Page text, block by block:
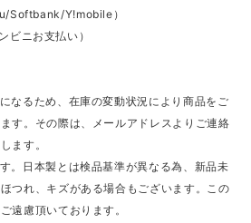
Softbank/Y!mobile）
ビニお支払い）
なるため、在庫の変動状況により商品をご
す。その際は、メールアドレスよりご連絡
ます。
。日本製とは検品基準が異なる為、新品未
つれ、キズがある場合もございます。この
遠慮頂いております。